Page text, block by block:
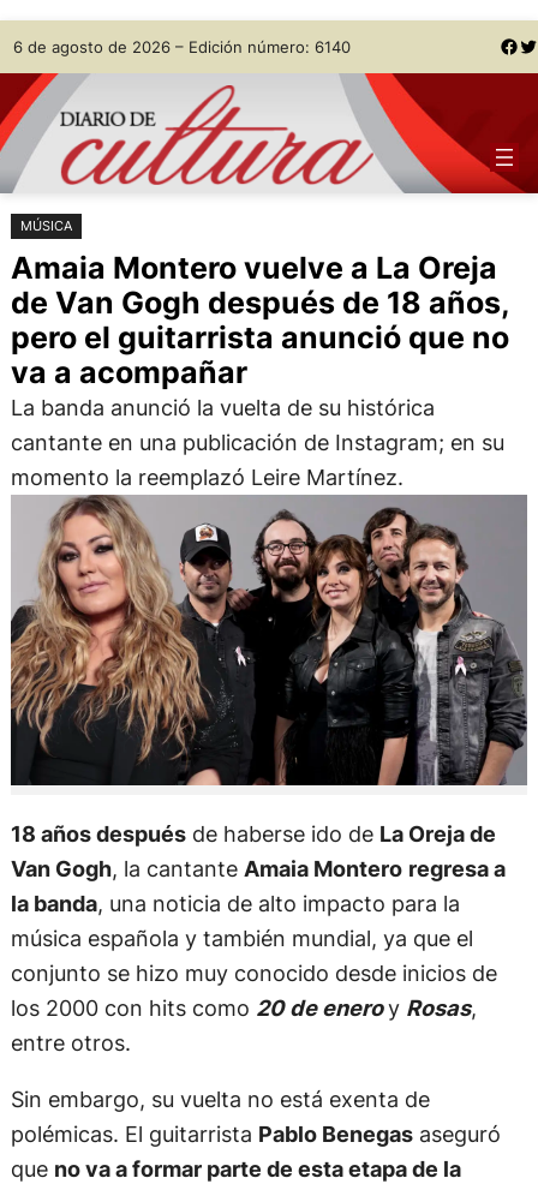
Saltar
al
contenido
Skip
to
content
6 de agosto de 2026 – Edición número: 6140 Facebook Twitter
MÚSICA
Amaia Montero vuelve a La Oreja
de Van Gogh después de 18 años,
pero el guitarrista anunció que no
va a acompañar
La banda anunció la vuelta de su histórica
cantante en una publicación de Instagram; en su
momento la reemplazó Leire Martínez.
18 años despuésde haberse ido de La Oreja de
Van Gogh, la cantante Amaia Montero regresa a
la banda, una noticia de alto impacto para la
música española y también mundial, ya que el
conjunto se hizo muy conocido desde inicios de
los 2000 con hits como 20 de eneroy Rosas,
entre otros.
Sin embargo, su vuelta no está exenta de
polémicas. El guitarrista Pablo Benegasaseguró
que no va a formar parte de esta etapa de la